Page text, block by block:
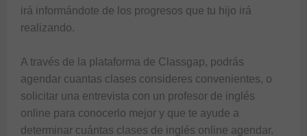
irá informándote de los progresos que tu hijo irá
realizando.
A través de la plataforma de Classgap, podrás
agendar cuantas clases consideres convenientes, o
solicitar una entrevista con un profesor de inglés
online para conocerlo mejor y que te ayude a
determinar cuántas clases de inglés online agendar.